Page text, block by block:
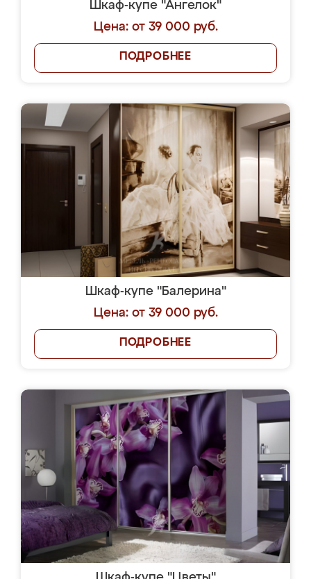
Шкаф-купе "Ангелок"
Цена: от 39 000 руб.
ПОДРОБНЕЕ
Шкаф-купе "Балерина"
Цена: от 39 000 руб.
ПОДРОБНЕЕ